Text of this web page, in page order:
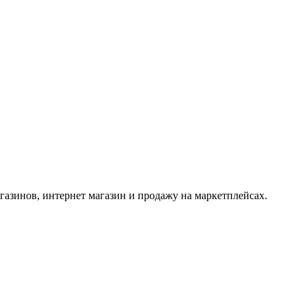
интернет магазин и продажу на маркетплейсах.